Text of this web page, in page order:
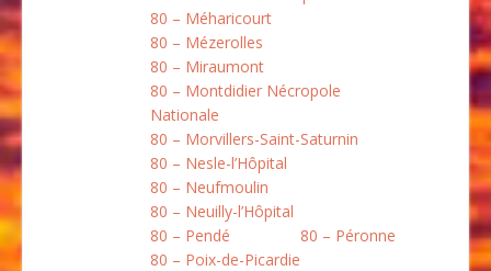
80 – Méharicourt
80 – Mézerolles
80 – Miraumont
80 – Montdidier Nécropole
Nationale
80 – Morvillers-Saint-Saturnin
80 – Nesle-l’Hôpital
80 – Neufmoulin
80 – Neuilly-l’Hôpital
80 – Pendé
80 – Péronne
80 – Poix-de-Picardie